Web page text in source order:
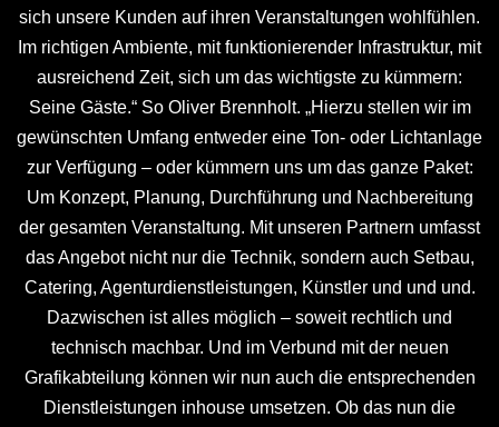
sich unsere Kunden auf ihren Veranstaltungen wohlfühlen.
Im richtigen Ambiente, mit funktionierender Infrastruktur, mit
ausreichend Zeit, sich um das wichtigste zu kümmern:
Seine Gäste.“ So Oliver Brennholt. „Hierzu stellen wir im
gewünschten Umfang entweder eine Ton- oder Lichtanlage
zur Verfügung – oder kümmern uns um das ganze Paket:
Um Konzept, Planung, Durchführung und Nachbereitung
der gesamten Veranstaltung. Mit unseren Partnern umfasst
das Angebot nicht nur die Technik, sondern auch Setbau,
Catering, Agenturdienstleistungen, Künstler und und und.
Dazwischen ist alles möglich – soweit rechtlich und
technisch machbar. Und im Verbund mit der neuen
Grafikabteilung können wir nun auch die entsprechenden
Dienstleistungen inhouse umsetzen. Ob das nun die